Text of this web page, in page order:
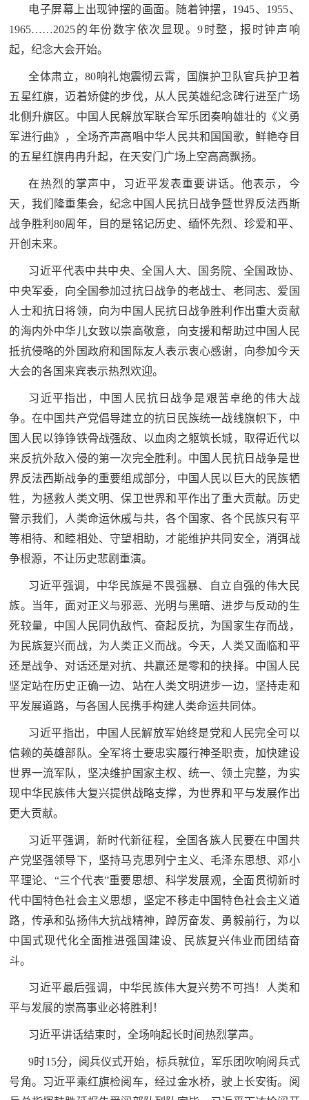
防
空
防
智
库
库
英
雄
模
范
英
雄
范
退
军
人
风
采
采
退
役
军
服
务
役
军
人
服
务
化
国
防
文
化
国
防
红
色
文
旅
文
旅
于
我
们
电子屏幕上出现钟摆的画面。随着钟摆，1945、1955、
1965……2025的年份数字依次显现。9时整，报时钟声响
起，纪念大会开始。
全体肃立，80响礼炮震彻云霄，国旗护卫队官兵护卫着
五星红旗，迈着矫健的步伐，从人民英雄纪念碑行进至广场
北侧升旗区。中国人民解放军联合军乐团奏响雄壮的《义勇
军进行曲》，全场齐声高唱中华人民共和国国歌，鲜艳夺目
的五星红旗冉冉升起，在天安门广场上空高高飘扬。
在热烈的掌声中，习近平发表重要讲话。他表示，今
天，我们隆重集会，纪念中国人民抗日战争暨世界反法西斯
战争胜利80周年，目的是铭记历史、缅怀先烈、珍爱和平、
开创未来。
习近平代表中共中央、全国人大、国务院、全国政协、
中央军委，向全国参加过抗日战争的老战士、老同志、爱国
人士和抗日将领，向为中国人民抗日战争胜利作出重大贡献
的海内外中华儿女致以崇高敬意，向支援和帮助过中国人民
抵抗侵略的外国政府和国际友人表示衷心感谢，向参加今天
大会的各国来宾表示热烈欢迎。
习近平指出，中国人民抗日战争是艰苦卓绝的伟大战
争。在中国共产党倡导建立的抗日民族统一战线旗帜下，中
国人民以铮铮铁骨战强敌、以血肉之躯筑长城，取得近代以
来反抗外敌入侵的第一次完全胜利。中国人民抗日战争是世
界反法西斯战争的重要组成部分，中国人民以巨大的民族牺
牲，为拯救人类文明、保卫世界和平作出了重大贡献。历史
警示我们，人类命运休戚与共，各个国家、各个民族只有平
等相待、和睦相处、守望相助，才能维护共同安全，消弭战
争根源，不让历史悲剧重演。
习近平强调，中华民族是不畏强暴、自立自强的伟大民
族。当年，面对正义与邪恶、光明与黑暗、进步与反动的生
死较量，中国人民同仇敌忾、奋起反抗，为国家生存而战，
为民族复兴而战，为人类正义而战。今天，人类又面临和平
还是战争、对话还是对抗、共赢还是零和的抉择。中国人民
坚定站在历史正确一边、站在人类文明进步一边，坚持走和
平发展道路，与各国人民携手构建人类命运共同体。
习近平指出，中国人民解放军始终是党和人民完全可以
信赖的英雄部队。全军将士要忠实履行神圣职责，加快建设
世界一流军队，坚决维护国家主权、统一、领土完整，为实
现中华民族伟大复兴提供战略支撑，为世界和平与发展作出
更大贡献。
习近平强调，新时代新征程，全国各族人民要在中国共
产党坚强领导下，坚持马克思列宁主义、毛泽东思想、邓小
平理论、“三个代表”重要思想、科学发展观，全面贯彻新时
代中国特色社会主义思想，坚定不移走中国特色社会主义道
路，传承和弘扬伟大抗战精神，踔厉奋发、勇毅前行，为以
中国式现代化全面推进强国建设、民族复兴伟业而团结奋
斗。
习近平最后强调，中华民族伟大复兴势不可挡！人类和
平与发展的崇高事业必将胜利！
习近平讲话结束时，全场响起长时间热烈掌声。
9时15分，阅兵仪式开始，标兵就位，军乐团吹响阅兵式
号角。习近平乘红旗检阅车，经过金水桥，驶上长安街。阅